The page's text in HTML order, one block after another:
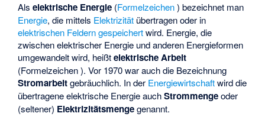
Alselektrische Energie (Formelzeichen ) bezeichnet man
Energie, die mittels Elektrizität übertragen oder in
elektrischen Feldern gespeichertwird. Energie, die
zwischen elektrischer Energie und anderen Energieformen
umgewandelt wird, heißtelektrische Arbeit
(Formelzeichen). Vor 1970 war auch die Bezeichnung
Stromarbeitgebräuchlich. In der Energiewirtschaftwird die
übertragene elektrische Energie auchStrommengeoder
(seltener) Elektrizitätsmengegenannt.